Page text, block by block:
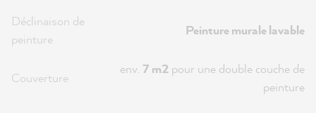
Déclinaison de
peinture
Peinture murale lavable
Couverture
env. 7 m2 pour une double couche de
peinture